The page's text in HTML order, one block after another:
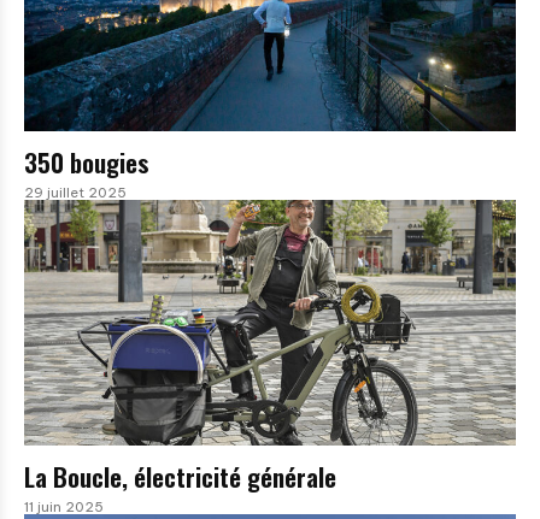
350 bougies
29 juillet 2025
La Boucle, électricité générale
11 juin 2025